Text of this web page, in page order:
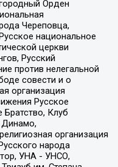
Орден
Череповца,
национальное
церкви
Русский
против нелегальной
совести и о
организация
Русское
Братство, Клуб
организация
народа
УНА - УНСО,